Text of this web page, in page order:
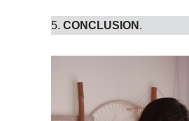
5. CONCLUSION .